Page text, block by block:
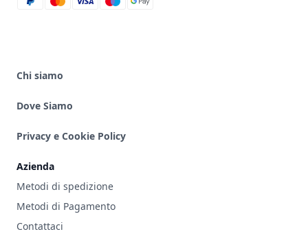
paypal
mastercard
visa
maestro
google_pay
Chi siamo
Dove Siamo
Privacy e Cookie Policy
Azienda
Metodi di spedizione
Metodi di Pagamento
Contattaci